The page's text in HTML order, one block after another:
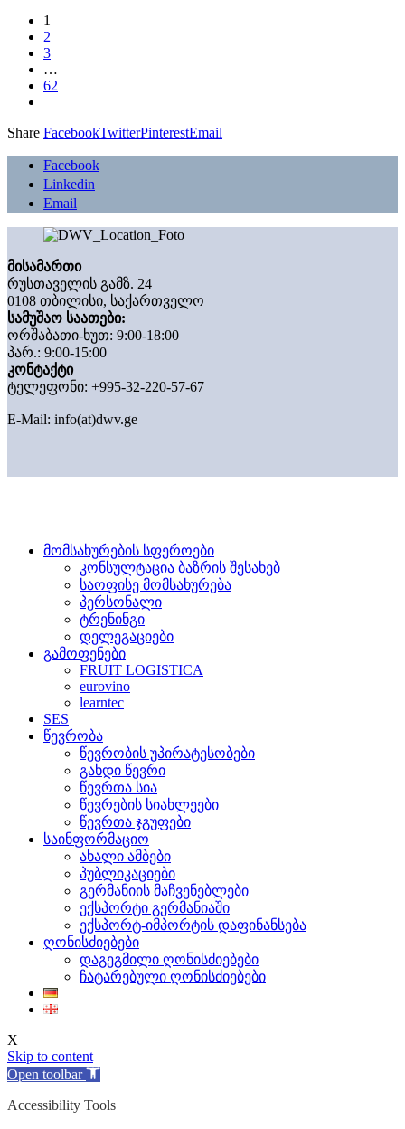
1
2
3
…
62
Share FacebookTwitterPinterestEmail
Facebook
Linkedin
Email
მისამართი
რუსთაველის გამზ. 24
0108 თბილისი, საქართველო
სამუშაო საათები:
ორშაბათი-ხუთ: 9:00-18:00
პარ.: 9:00-15:00
კონტაქტი
ტელეფონი: +995-32-220-57-67
E-Mail: info(at)dwv.ge
მომსახურების სფეროები
კონსულტაცია ბაზრის შესახებ
საოფისე მომსახურება
პერსონალი
ტრენინგი
დელეგაციები
გამოფენები
FRUIT LOGISTICA
eurovino
learntec
SES
წევრობა
წევრობის უპირატესობები
გახდი წევრი
წევრთა სია
წევრების სიახლეები
წევრთა ჯგუფები
საინფორმაციო
ახალი ამბები
პუბლიკაციები
გერმანიის მაჩვენებლები
ექსპორტი გერმანიაში
ექსპორტ-იმპორტის დაფინანსება
ღონისძიებები
დაგეგმილი ღონისძიებები
ჩატარებული ღონისძიებები
X
Skip to content
Open toolbar
Accessibility Tools